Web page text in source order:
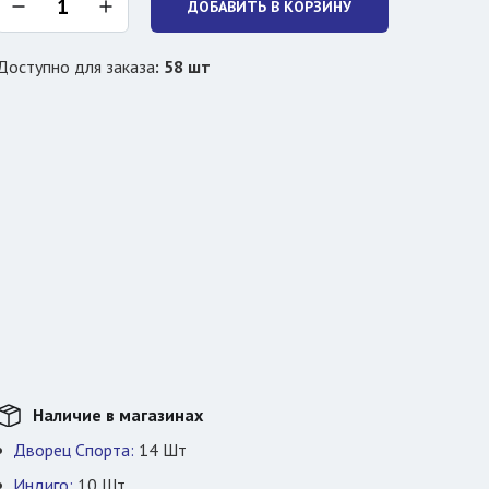
ДОБАВИТЬ В КОРЗИНУ
для заказа: 58 шт
Наличие в магазинах
Дворец Спорта: 14 Шт
Индиго: 10 Шт